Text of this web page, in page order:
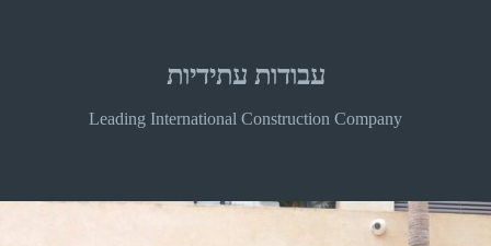
עבודות עתידיות
Leading International Construction Company